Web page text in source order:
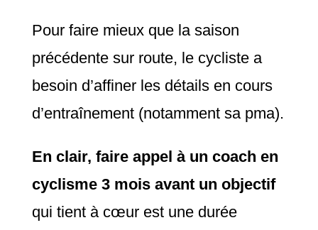
Pour faire mieux que la saison
précédente sur route, le cycliste a
besoin d’affiner les détails en cours
d’entraînement (notamment sa pma).
En clair, faire appel à un coach en
cyclisme 3 mois avant un objectif
qui tient à cœur est une durée